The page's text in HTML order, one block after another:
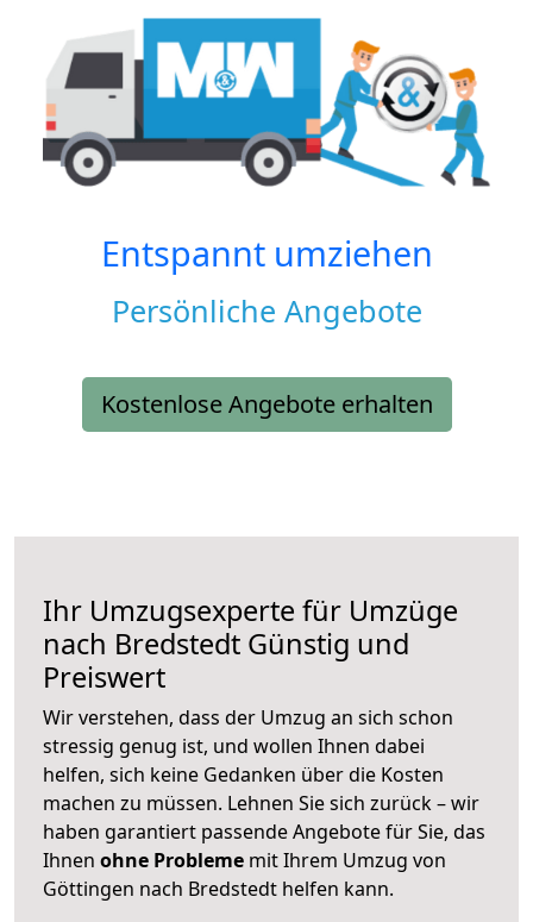
Entspannt umziehen
Persönliche Angebote
Kostenlose Angebote erhalten
Ihr Umzugsexperte für Umzüge
nach Bredstedt Günstig und
Preiswert
Wir verstehen, dass der Umzug an sich schon
stressig genug ist, und wollen Ihnen dabei
helfen, sich keine Gedanken über die Kosten
machen zu müssen. Lehnen Sie sich zurück – wir
haben garantiert passende Angebote für Sie, das
Ihnen ohne Probleme mit Ihrem Umzug von
Göttingen nach Bredstedt helfen kann.